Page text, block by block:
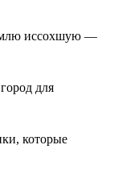
иссохшую —
для
которые